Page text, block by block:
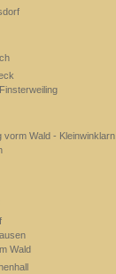
vorm Wald - Kleinwinklarn
Wald